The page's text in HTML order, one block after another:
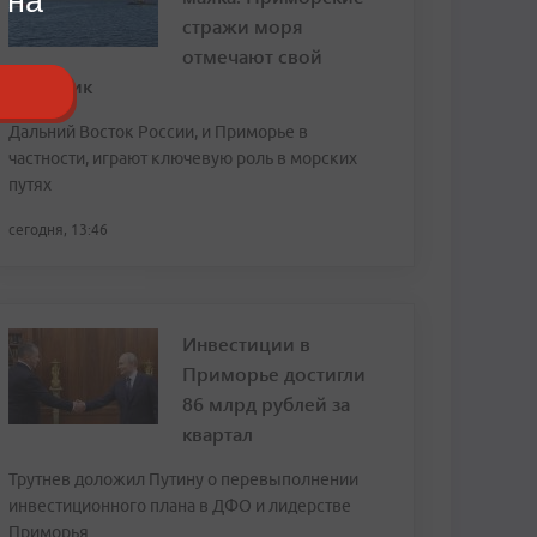
стражи моря
отмечают свой
праздник
Дальний Восток России, и Приморье в
частности, играют ключевую роль в морских
путях
сегодня, 13:46
Инвестиции в
Приморье достигли
86 млрд рублей за
квартал
Трутнев доложил Путину о перевыполнении
инвестиционного плана в ДФО и лидерстве
Приморья